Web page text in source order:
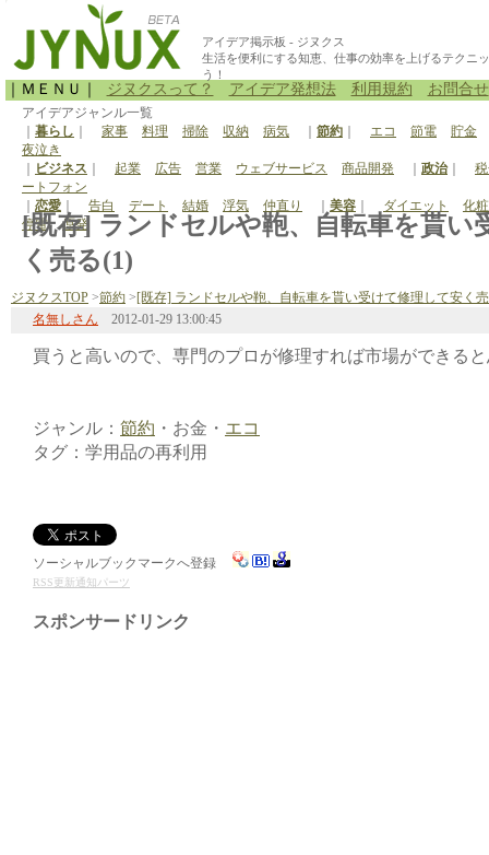
アイデア掲示板 - ジヌクス
生活を便利にする知恵、仕事の効率を上げるテクニ
う！
｜ＭＥＮＵ｜ ジヌクスって？ アイデア発想法 利用規約 お問合せ
アイデアジャンル一覧
暮らし 家事 料理 掃除 収納 病気 節約 エコ 節電
貯金
夜泣き
ビジネス 起業 広告 営業 ウェブサービス 商品開発 政治｜
ートフォン
恋愛 告白 デート 結婚 浮気 仲直り 美容 ダイエット
化
停電
原発
[既存] ランドセルや鞄、自転車を貰い
く売る(1)
ジヌクスTOP >節約 >[既存] ランドセルや鞄、自転車を貰い受けて修理して安く
名無しさん 2012-01-29 13:00:45
買うと高いので、専門のプロが修理すれば市場ができる
ジャンル： 節約 ・お金・ エコ
タグ：学用品の再利用
ソーシャルブックマークへ登録
RSS更新通知パーツ
スポンサードリンク